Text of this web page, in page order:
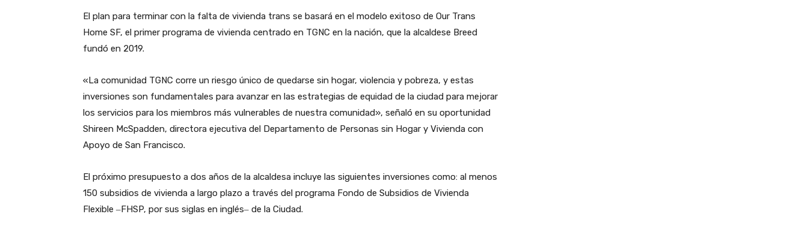
El plan para terminar con la falta de vivienda trans se basará en el modelo exitoso de Our Trans
Home SF, el primer programa de vivienda centrado en TGNC en la nación, que la alcaldese Breed
fundó en 2019.
«La comunidad TGNC corre un riesgo único de quedarse sin hogar, violencia y pobreza, y estas
inversiones son fundamentales para avanzar en las estrategias de equidad de la ciudad para mejorar
los servicios para los miembros más vulnerables de nuestra comunidad», señaló en su oportunidad
Shireen McSpadden, directora ejecutiva del Departamento de Personas sin Hogar y Vivienda con
Apoyo de San Francisco.
El próximo presupuesto a dos años de la alcaldesa incluye las siguientes inversiones como: al menos
150 subsidios de vivienda a largo plazo a través del programa Fondo de Subsidios de Vivienda
Flexible ‒FHSP, por sus siglas en inglés‒ de la Ciudad.